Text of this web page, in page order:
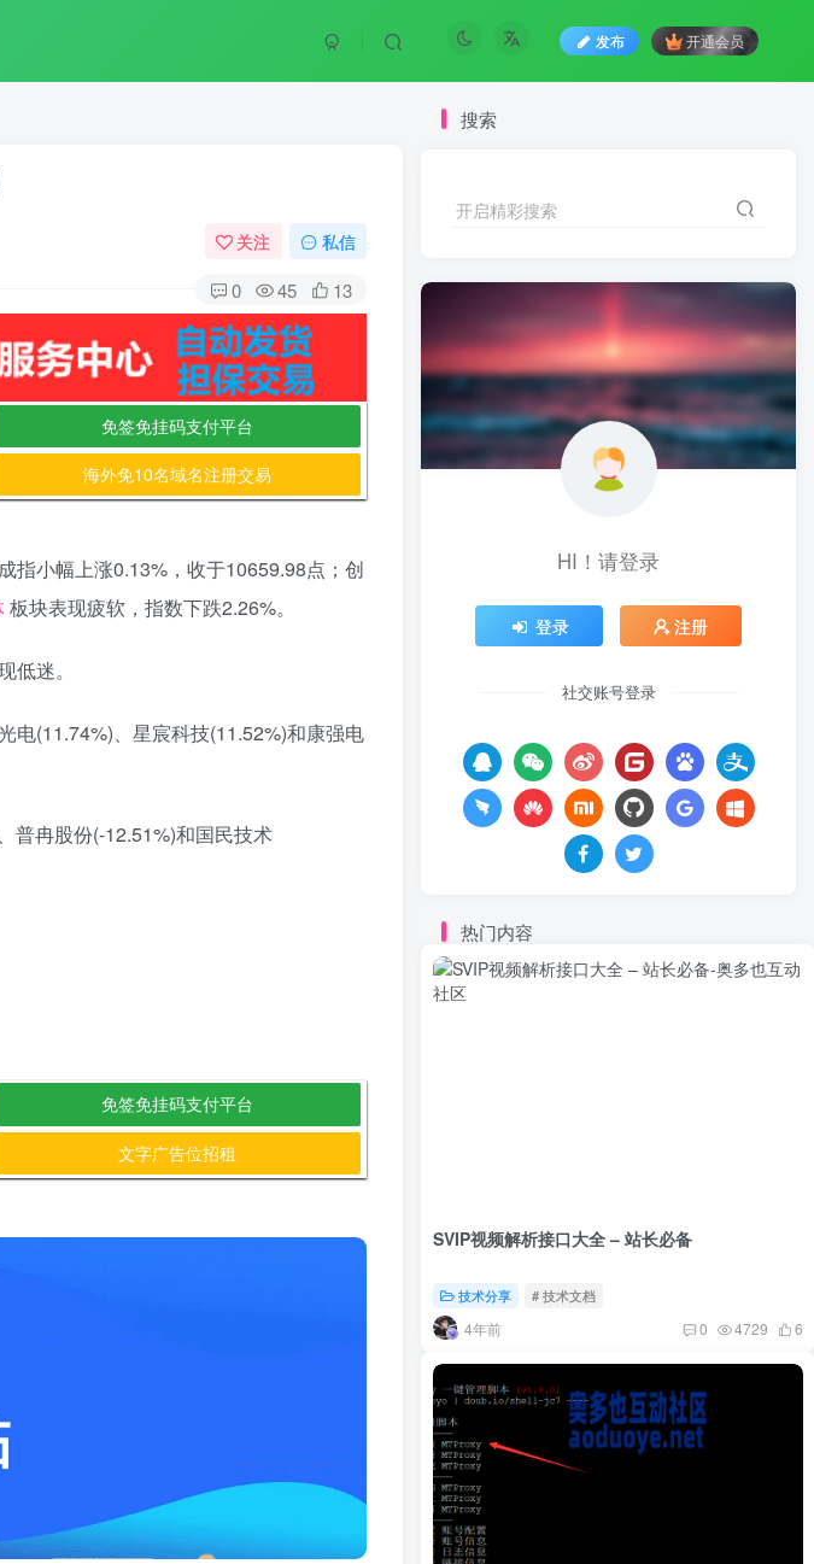
发布 开通会员
关注 私信
0 45 13
免签免挂码支付平台
海外免10名域名注册交易
指小幅上涨0.13%，收于10659.98点；创
板块表现疲软，指数下跌2.26%。
低迷。
电(11.74%)、星宸科技(11.52%)和康强电
普冉股份(-12.51%)和国民技术
免签免挂码支付平台
文字广告位招租
搜索
开启精彩搜索
HI！请登录
登录 注册
社交账号登录
热门内容
SVIP视频解析接口大全 – 站长必备
技术分享 # 技术文档
4年前 0 4729 6